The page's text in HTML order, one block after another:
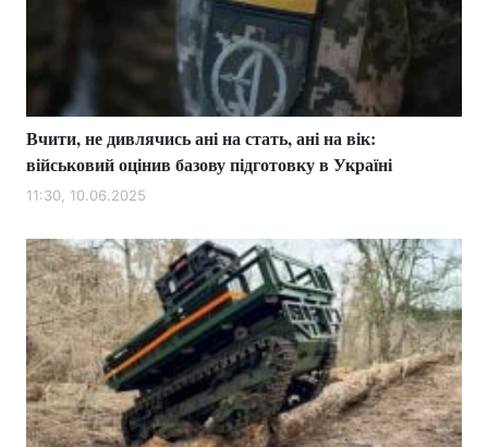
Вчити, не дивлячись ані на стать, ані на вік:
військовий оцінив базову підготовку в Україні
11:30, 10.06.2025